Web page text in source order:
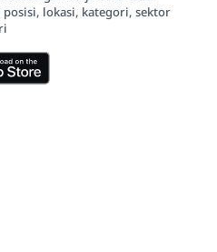
lokasi, kategori, sektor